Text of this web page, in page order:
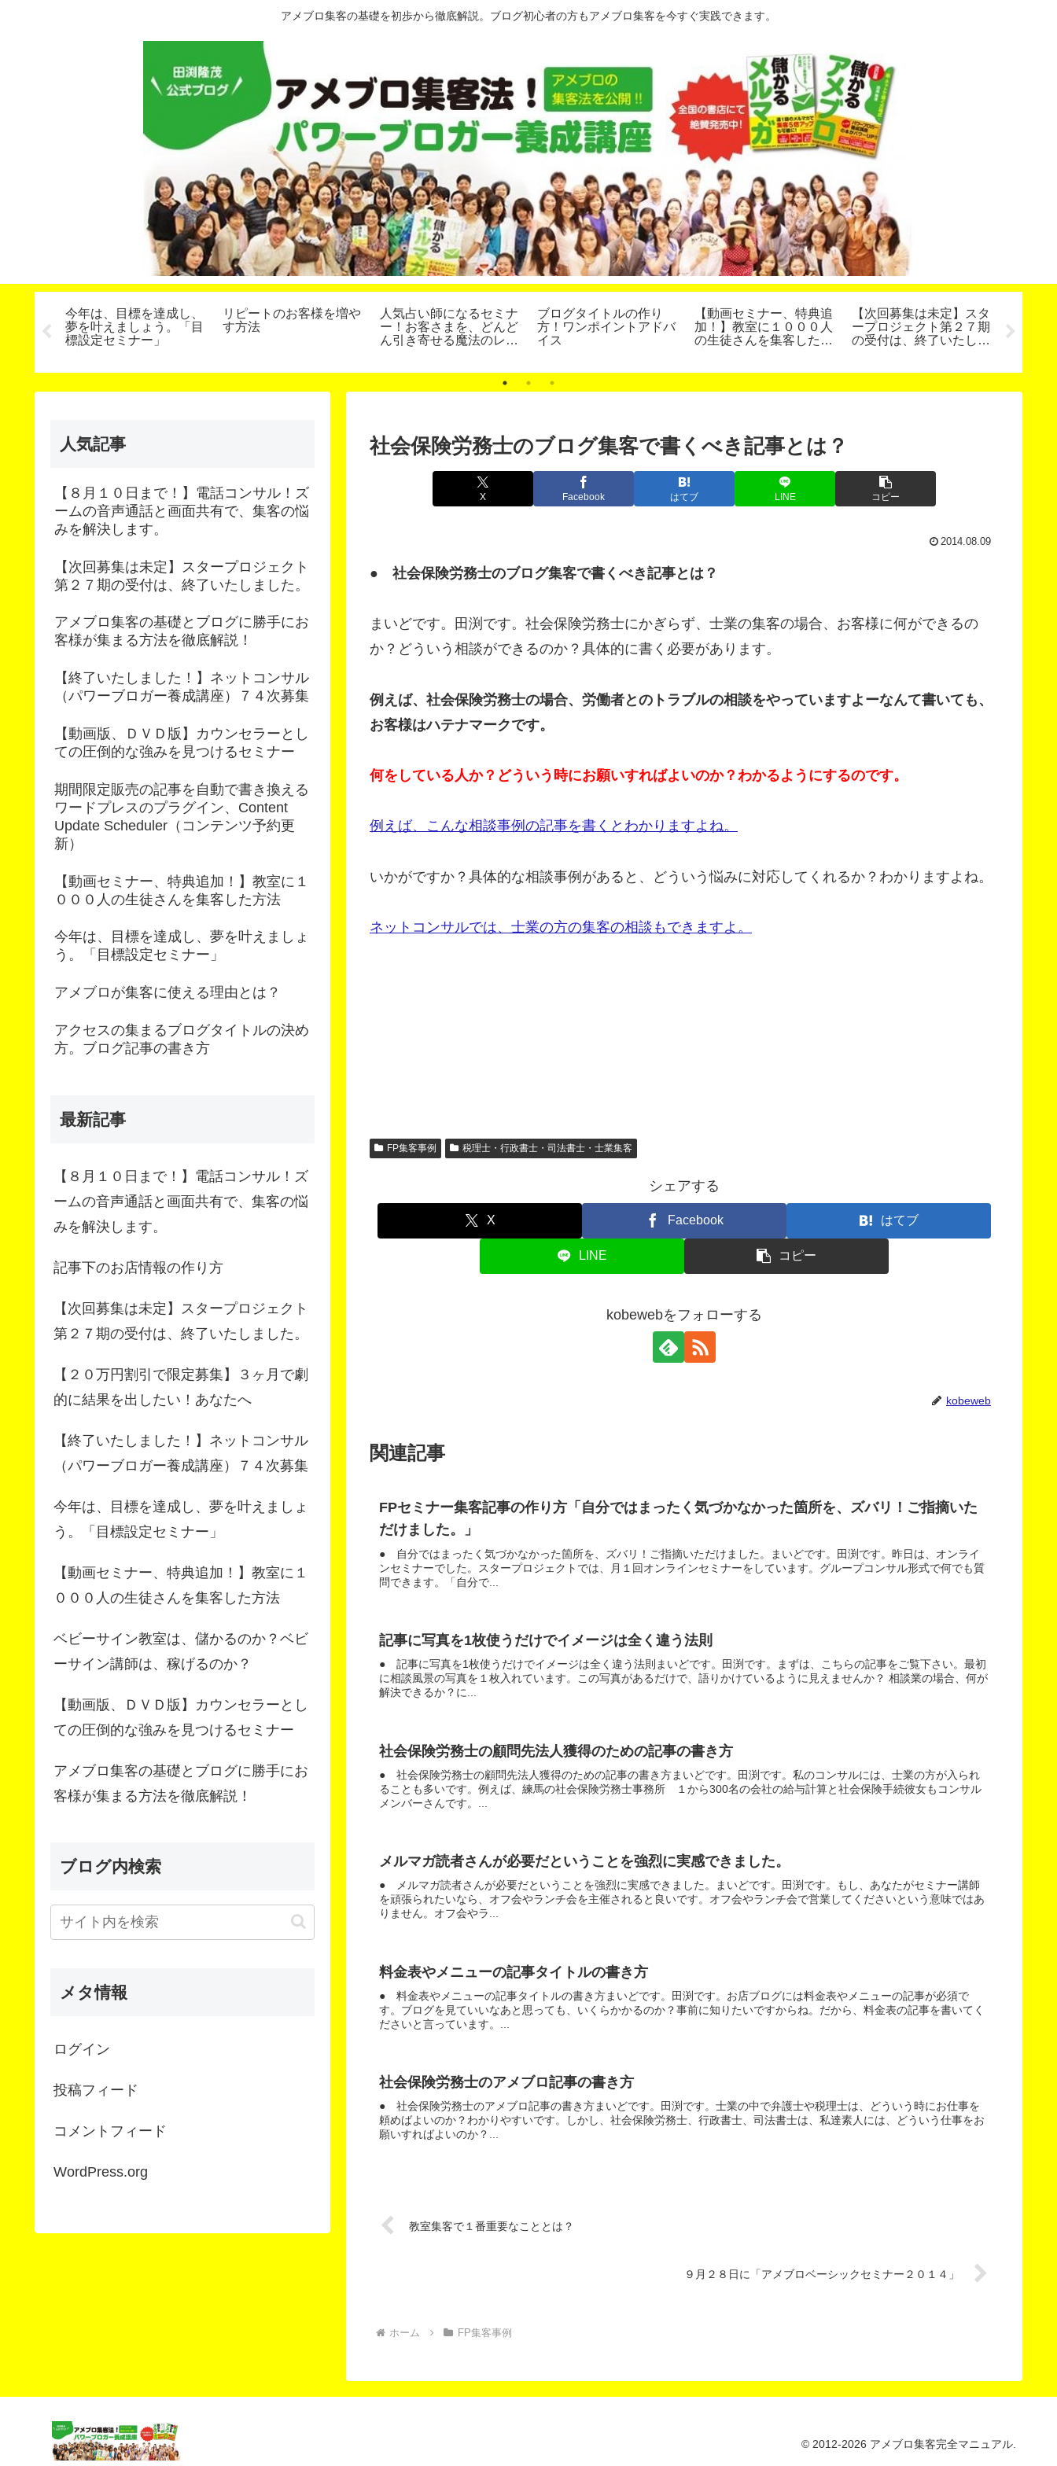
アメブロ集客の基礎を初歩から徹底解説。ブログ初心者の方もアメブロ集客を今すぐ実践できます。
ードプ
今年は、目標を達成し、
夢を叶えましょう。「目
標設定セミナー」
リピートのお客様を増や
す方法
人気占い師になるセミナ
ー！お客さまを、どんど
ん引き寄せる魔法のレッ
ブログタイトルの作り
方！ワンポイントアドバ
イス
【動画セミナー、特典追
加！】教室に１０００人
の生徒さんを集客した方
【次回募集は未定】スタ
ープロジェクト第２７期
の受付は、終了いたしま
の設定
ドロイ
社会保険労務士のブログ集客で書くべき記事とは？
X Facebook はてブ LINE コピー
2014.08.09
● 社会保険労務士のブログ集客で書くべき記事とは？
まいどです。田渕です。社会保険労務士にかぎらず、士業の集客の場合、お客様に何ができるの
か？どういう相談ができるのか？具体的に書く必要があります。
例えば、社会保険労務士の場合、労働者とのトラブルの相談をやっていますよーなんて書いても、
お客様はハテナマークです。
何をしている人か？どういう時にお願いすればよいのか？わかるようにするのです。
例えば、こんな相談事例の記事を書くとわかりますよね。
いかがですか？具体的な相談事例があると、どういう悩みに対応してくれるか？わかりますよね。
ネットコンサルでは、士業の方の集客の相談もできますよ。
FP集客事例 税理士・行政書士・司法書士・士業集客
シェアする
X Facebook はてブ
LINE コピー
kobewebをフォローする
kobeweb
関連記事
FPセミナー集客記事の作り方「自分ではまったく気づかなかった箇所を、ズバリ！ご指摘いた
だけました。」
● 自分ではまったく気づかなかった箇所を、ズバリ！ご指摘いただけました。まいどです。田渕です。昨日は、オンライ
ンセミナーでした。スタープロジェクトでは、月１回オンラインセミナーをしています。グループコンサル形式で何でも質
問できます。「自分で...
記事に写真を1枚使うだけでイメージは全く違う法則
● 記事に写真を1枚使うだけでイメージは全く違う法則まいどです。田渕です。まずは、こちらの記事をご覧下さい。最初
に相談風景の写真を１枚入れています。この写真があるだけで、語りかけているように見えませんか？ 相談業の場合、何が
解決できるか？に...
社会保険労務士の顧問先法人獲得のための記事の書き方
● 社会保険労務士の顧問先法人獲得のための記事の書き方まいどです。田渕です。私のコンサルには、士業の方が入られ
ることも多いです。例えば、練馬の社会保険労務士事務所 １から300名の会社の給与計算と社会保険手続彼女もコンサル
メンバーさんです。...
メルマガ読者さんが必要だということを強烈に実感できました。
● メルマガ読者さんが必要だということを強烈に実感できました。まいどです。田渕です。もし、あなたがセミナー講師
を頑張られたいなら、オフ会やランチ会を主催されると良いです。オフ会やランチ会で営業してくださいという意味ではあ
りません。オフ会やラ...
料金表やメニューの記事タイトルの書き方
● 料金表やメニューの記事タイトルの書き方まいどです。田渕です。お店ブログには料金表やメニューの記事が必須で
す。ブログを見ていいなあと思っても、いくらかかるのか？事前に知りたいですからね。だから、料金表の記事を書いてく
ださいと言っています。...
社会保険労務士のアメブロ記事の書き方
● 社会保険労務士のアメブロ記事の書き方まいどです。田渕です。士業の中で弁護士や税理士は、どういう時にお仕事を
頼めばよいのか？わかりやすいです。しかし、社会保険労務士、行政書士、司法書士は、私達素人には、どういう仕事をお
願いすればよいのか？...
教室集客で１番重要なこととは？
９月２８日に「アメブロベーシックセミナー２０１４」
ホーム FP集客事例
人気記事
【８月１０日まで！】電話コンサル！ズ
ームの音声通話と画面共有で、集客の悩
みを解決します。
【次回募集は未定】スタープロジェクト
第２７期の受付は、終了いたしました。
アメブロ集客の基礎とブログに勝手にお
客様が集まる方法を徹底解説！
【終了いたしました！】ネットコンサル
（パワーブロガー養成講座）７４次募集
【動画版、ＤＶＤ版】カウンセラーとし
ての圧倒的な強みを見つけるセミナー
期間限定販売の記事を自動で書き換える
ワードプレスのプラグイン、Content
Update Scheduler（コンテンツ予約更
新）
【動画セミナー、特典追加！】教室に１
０００人の生徒さんを集客した方法
今年は、目標を達成し、夢を叶えましょ
う。「目標設定セミナー」
アメブロが集客に使える理由とは？
アクセスの集まるブログタイトルの決め
方。ブログ記事の書き方
最新記事
【８月１０日まで！】電話コンサル！ズ
ームの音声通話と画面共有で、集客の悩
みを解決します。
記事下のお店情報の作り方
【次回募集は未定】スタープロジェクト
第２７期の受付は、終了いたしました。
【２０万円割引で限定募集】３ヶ月で劇
的に結果を出したい！あなたへ
【終了いたしました！】ネットコンサル
（パワーブロガー養成講座）７４次募集
今年は、目標を達成し、夢を叶えましょ
う。「目標設定セミナー」
【動画セミナー、特典追加！】教室に１
０００人の生徒さんを集客した方法
ベビーサイン教室は、儲かるのか？ベビ
ーサイン講師は、稼げるのか？
【動画版、ＤＶＤ版】カウンセラーとし
ての圧倒的な強みを見つけるセミナー
アメブロ集客の基礎とブログに勝手にお
客様が集まる方法を徹底解説！
ブログ内検索
メタ情報
ログイン
投稿フィード
コメントフィード
WordPress.org
© 2012-2026 アメブロ集客完全マニュアル.